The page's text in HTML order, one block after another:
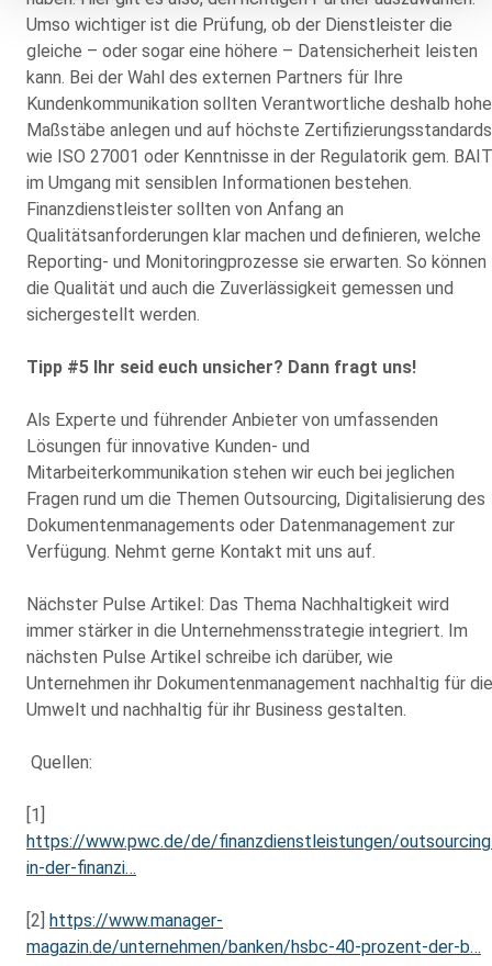
Umso wichtiger ist die Prüfung, ob der Dienstleister die
gleiche – oder sogar eine höhere – Datensicherheit leisten
kann. Bei der Wahl des externen Partners für Ihre
Kundenkommunikation sollten Verantwortliche deshalb hohe
Maßstäbe anlegen und auf höchste Zertifizierungsstandards
wie ISO 27001 oder Kenntnisse in der Regulatorik gem. BAIT
im Umgang mit sensiblen Informationen bestehen.
Finanzdienstleister sollten von Anfang an
Qualitätsanforderungen klar machen und definieren, welche
Reporting- und Monitoringprozesse sie erwarten. So können
die Qualität und auch die Zuverlässigkeit gemessen und
sichergestellt werden.
Tipp #5 Ihr seid euch unsicher? Dann fragt uns!
Als Experte und führender Anbieter von umfassenden
Lösungen für innovative Kunden- und
Mitarbeiterkommunikation stehen wir euch bei jeglichen
Fragen rund um die Themen Outsourcing, Digitalisierung des
Dokumentenmanagements oder Datenmanagement zur
Verfügung. Nehmt gerne Kontakt mit uns auf.
Nächster Pulse Artikel: Das Thema Nachhaltigkeit wird
immer stärker in die Unternehmensstrategie integriert. Im
nächsten Pulse Artikel schreibe ich darüber, wie
Unternehmen ihr Dokumentenmanagement nachhaltig für die
Umwelt und nachhaltig für ihr Business gestalten.
Quellen:
[1]
https://www.pwc.de/de/finanzdienstleistungen/
in-der-finanzi…
[2] https://www.manager-
magazin.de/unternehmen/banken/hsbc-40-prozent-der-b…